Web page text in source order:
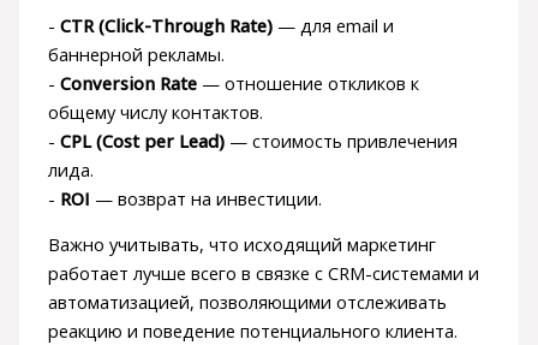
- CTR (Click-Through Rate)— для email и
баннерной рекламы.
- Conversion Rate— отношение откликов к
общему числу контактов.
- CPL (Cost per Lead)— стоимость привлечения
лида.
- ROI — возврат на инвестиции.
Важно учитывать, что исходящий маркетинг
работает лучше всего в связке с CRM-системами и
автоматизацией, позволяющими отслеживать
реакцию и поведение потенциального клиента.